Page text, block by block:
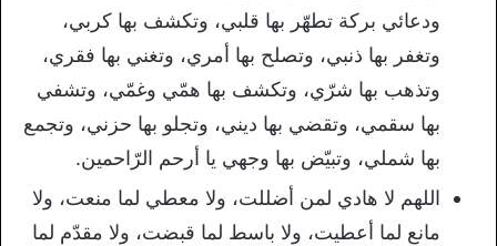
ودعائي بركة تطهّر بها قلبي، وتكشف بها كربي،
وتغفر بها ذنبي، وتصلح بها أمري، وتغني بها فقري،
وتذهب بها شرّي، وتكشف بها همّي وغمّي، وتشفي
بها سقمي، وتقضي بها ديني، وتجلو بها حزني، وتجمع
بها شملي، وتبيّض بها وجهي يا أرحم الرّاحمين.
اللهم لا هادي لمن أضللت، ولا معطي لما منعت، ولا
مانع لما أعطيت، ولا باسط لما قبضت، ولا مقدّم لما